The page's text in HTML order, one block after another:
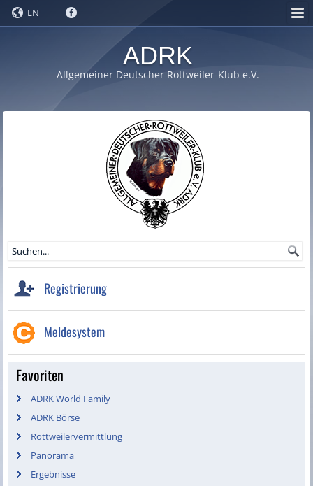
EN
ADRK
Allgemeiner Deutscher Rottweiler-Klub e.V.
Registrierung
Meldesystem
Favoriten
ADRK World Family
ADRK Börse
Rottweilervermittlung
Panorama
Ergebnisse